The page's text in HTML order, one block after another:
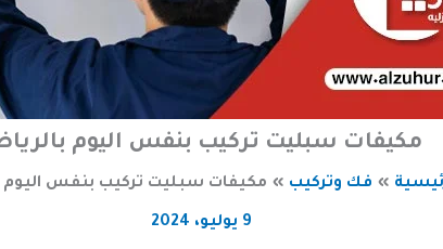
مكيفات سبليت تركيب بنفس اليوم
فك وتركيب مكيفات سبليت تركيب بنفس اليوم
9 يوليو، 2024